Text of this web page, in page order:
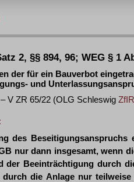
2, §§ 894, 96; WEG § 1
der für ein Bauverbot
und
V ZR 65/22 (OLG Schleswig
des
nur dann insgesamt, wenn
der Beeinträchtigung durch
die Anlage nur